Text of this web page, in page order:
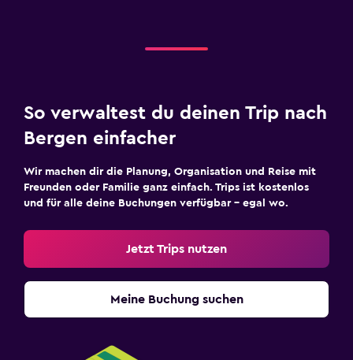
So verwaltest du deinen Trip nach
Bergen einfacher
Wir machen dir die Planung, Organisation und Reise mit
Freunden oder Familie ganz einfach. Trips ist kostenlos
und für alle deine Buchungen verfügbar – egal wo.
Jetzt Trips nutzen
Meine Buchung suchen